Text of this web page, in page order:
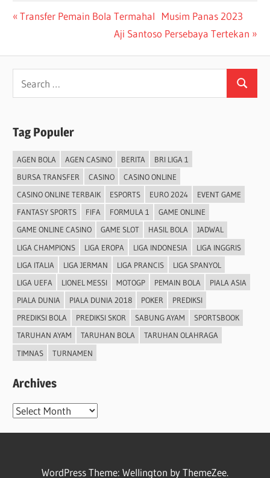
Post
Previous
Transfer Pemain Bola Termahal Musim Panas 2023
Next
Aji Santoso Persebaya Tertekan
for:
Search
Tag Populer
AGEN BOLA AGEN CASINO BERITA
BRI LIGA 1
BURSA TRANSFER
CASINO
CASINO ONLINE
CASINO ONLINE TERBAIK
ESPORTS EURO 2024
EVENT GAME
FANTASY SPORTS
FIFA FORMULA 1
GAME ONLINE
GAME ONLINE CASINO
GAME SLOT HASIL BOLA
JADWAL
LIGA CHAMPIONS
LIGA EROPA LIGA INDONESIA
LIGA INGGRIS
LIGA ITALIA
LIGA JERMAN LIGA PRANCIS
LIGA SPANYOL
LIGA UEFA
LIONEL MESSI MOTOGP PEMAIN BOLA
PIALA ASIA
PIALA DUNIA
PIALA DUNIA 2018 POKER
PREDIKSI
PREDIKSI BOLA
PREDIKSI SKOR SABUNG AYAM
SPORTSBOOK
TARUHAN AYAM
TARUHAN BOLA
TARUHAN OLAHRAGA
TIMNAS
TURNAMEN
Archives
Archives
WordPress Theme: Wellington by ThemeZee.